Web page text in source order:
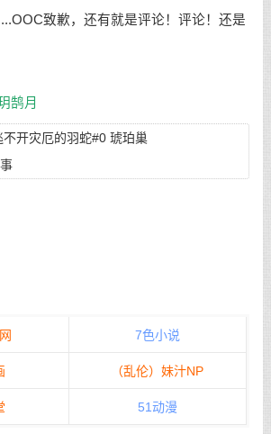
致歉，还有就是评论！评论！还是
鹄月
不开灾厄的羽蛇#0 琥珀巢
7色小说
（乱伦）妹汁NP
51动漫